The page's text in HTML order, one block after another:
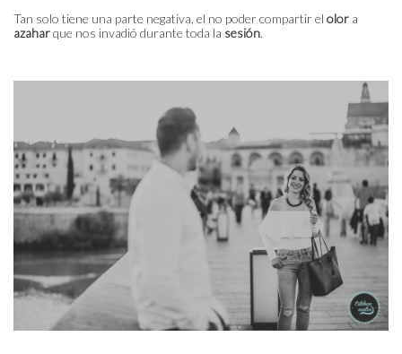
Tan solo tiene una parte negativa, el no poder compartir el olor a
azaharque nos invadió durante toda la sesión.